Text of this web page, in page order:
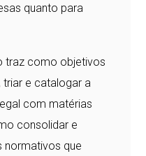
quanto para
traz como objetivos
e catalogar a
com matérias
consolidar e
normativos que